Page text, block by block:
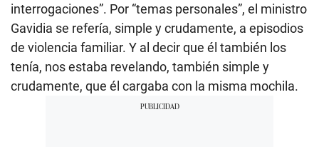
interrogaciones”. Por “temas personales”, el ministro
Gavidia se refería, simple y crudamente, a episodios
de violencia familiar. Y al decir que él también los
tenía, nos estaba revelando, también simple y
crudamente, que él cargaba con la misma mochila.